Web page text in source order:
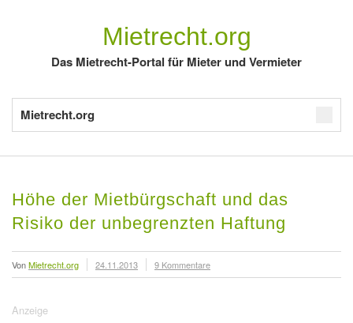
Mietrecht.org
Das Mietrecht-Portal für Mieter und Vermieter
Mietrecht.org
Höhe der Mietbürgschaft und das
Risiko der unbegrenzten Haftung
VonMietrecht.org 24.11.2013 9 Kommentare